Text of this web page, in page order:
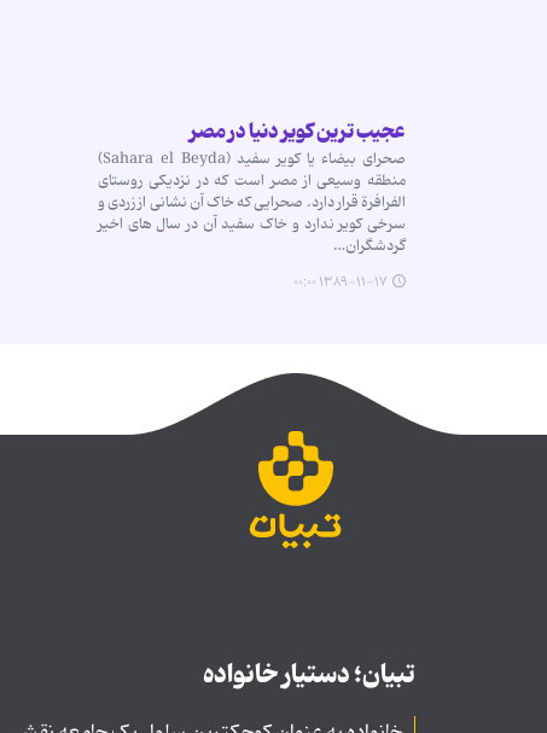
عجیب ترین کویر دنیا در مصر
صحرای بیضاء یا کویر سفید (Sahara el Beyda)
منطقه وسیعی از مصر است که در نزدیکی روستای
الفرافرة قرار دارد. صحرایی که خاک آن نشانی از زردی و
سرخی کویر ندارد و خاک سفید آن در سال های اخیر
گردشگران…
۱۳۸۹-۱۱-۱۷ ۰۰:۰۰
تبیان؛ دستیار خانواده